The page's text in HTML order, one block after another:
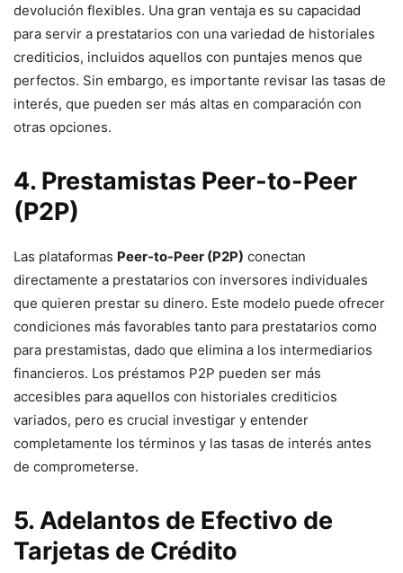
devolución flexibles. Una gran ventaja es su capacidad
para servir a prestatarios con una variedad de historiales
crediticios, incluidos aquellos con puntajes menos que
perfectos. Sin embargo, es importante revisar las tasas de
interés, que pueden ser más altas en comparación con
otras opciones.
4. Prestamistas Peer-to-Peer
(P2P)
Las plataformas Peer-to-Peer (P2P) conectan
directamente a prestatarios con inversores individuales
que quieren prestar su dinero. Este modelo puede ofrecer
condiciones más favorables tanto para prestatarios como
para prestamistas, dado que elimina a los intermediarios
financieros. Los préstamos P2P pueden ser más
accesibles para aquellos con historiales crediticios
variados, pero es crucial investigar y entender
completamente los términos y las tasas de interés antes
de comprometerse.
5. Adelantos de Efectivo de
Tarjetas de Crédito